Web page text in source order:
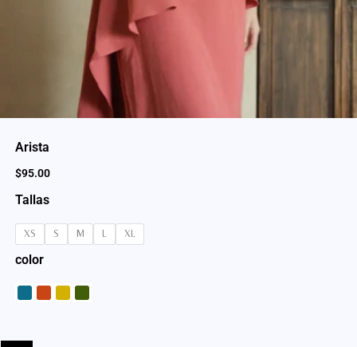
Arista
$95.00
Tallas
XS S M L XL
color